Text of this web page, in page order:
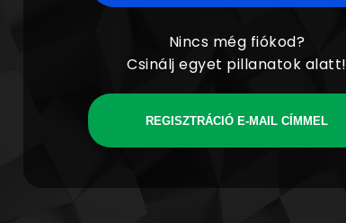
Nincs még fiókod?
Csinálj egyet pillanatok alatt!
REGISZTRÁCIÓ E-MAIL CÍMMEL